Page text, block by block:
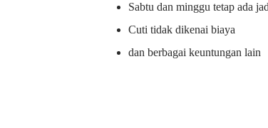
Sabtu dan minggu tetap ada
Cuti tidak dikenai biaya
dan berbagai keuntungan lain